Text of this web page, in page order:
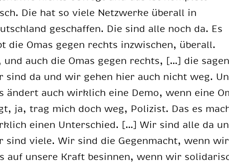
Die hat so vie­le Netz­wer­ke über­all in
ge­schaf­fen. Die sind alle noch da. Es
die Omas ge­gen rechts in­zwi­schen, über­all.
und auch die Omas ge­gen rechts, […] die
sind da und wir ge­hen hier auch nicht weg.
än­dert auch wirk­lich eine Demo, wenn eine
ja, trag mich doch weg, Po­li­zist. Das es
ei­nen Un­ter­schied. […] Wir sind alle da
sind vie­le. Wir sind die Ge­gen­macht, wenn wir
auf un­se­re Kraft be­sin­nen, wenn wir